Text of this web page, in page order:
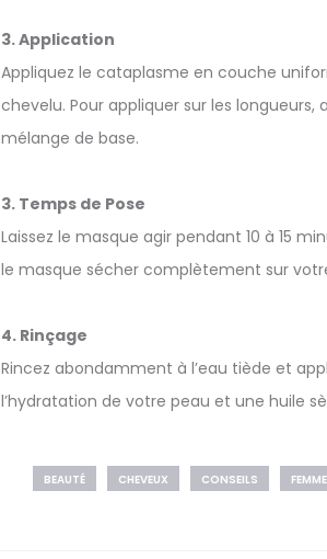
3. Application
Appliquez le cataplasme en couche
chevelu. Pour appliquer sur les longueurs,
mélange de base.
3. Temps de Pose
Laissez le masque agir pendant 10 à 15
le masque sécher complètement sur
4. Rinçage
Rincez abondamment à l’eau tiède et
l’hydratation de votre peau et une huile
BEAUTÉ CHEVEUX CONSEILS FEMME